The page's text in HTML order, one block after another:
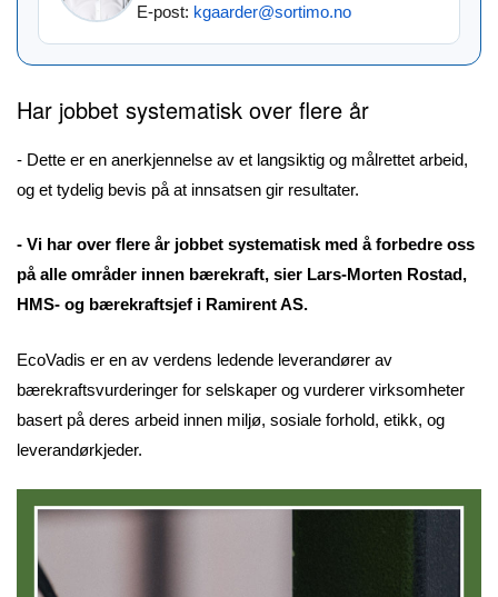
E-post: kgaarder@sortimo.no
Har jobbet systematisk over flere år
- Dette er en anerkjennelse av et langsiktig og målrettet arbeid,
og et tydelig bevis på at innsatsen gir resultater.
- Vi har over flere år jobbet systematisk med å forbedre oss
på alle områder innen bærekraft, sier Lars-Morten Rostad,
HMS- og bærekraftsjef i Ramirent AS.
EcoVadis er en av verdens ledende leverandører av
bærekraftsvurderinger for selskaper og vurderer virksomheter
basert på deres arbeid innen miljø, sosiale forhold, etikk, og
leverandørkjeder.